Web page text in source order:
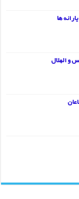
ها
و الهلال